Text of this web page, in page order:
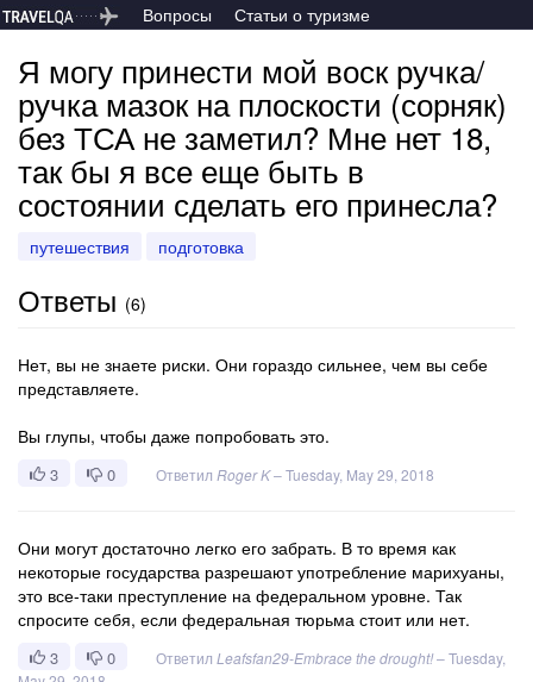
Вопросы Статьи о туризме
Я могу принести мой воск ручка/
ручка мазок на плоскости (сорняк)
без ТСА не заметил? Мне нет 18,
так бы я все еще быть в
состоянии сделать его принесла?
путешествия подготовка
Ответы (6)
Нет, вы не знаете риски. Они гораздо сильнее, чем вы себе
представляете.
Вы глупы, чтобы даже попробовать это.
3 0 Ответил Roger K–Tuesday, May 29, 2018
Они могут достаточно легко его забрать. В то время как
некоторые государства разрешают употребление марихуаны,
это все-таки преступление на федеральном уровне. Так
спросите себя, если федеральная тюрьма стоит или нет.
3 0 Ответил Leafsfan29-Embrace the drought!–Tuesday,